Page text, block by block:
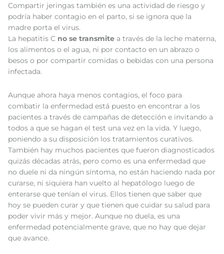
Compartir jeringas también es una actividad de riesgo y
podría haber contagio en el parto, si se ignora que la
madre porta el virus.
La hepatitis C no se transmite a través de la leche materna,
los alimentos o el agua, ni por contacto en un abrazo o
besos o por compartir comidas o bebidas con una persona
infectada.
Aunque ahora haya menos contagios, el foco para
combatir la enfermedad está puesto en encontrar a los
pacientes a través de campañas de detección e invitando a
todos a que se hagan el test una vez en la vida. Y luego,
poniendo a su disposición los tratamientos curativos.
También hay muchos pacientes que fueron diagnosticados
quizás décadas atrás, pero como es una enfermedad que
no duele ni da ningún síntoma, no están haciendo nada por
curarse, ni siquiera han vuelto al hepatólogo luego de
enterarse que tenían el virus. Ellos tienen que saber que
hoy se pueden curar y que tienen que cuidar su salud para
poder vivir más y mejor. Aunque no duela, es una
enfermedad potencialmente grave, que no hay que dejar
que avance.